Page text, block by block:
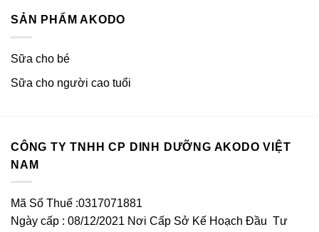
SẢN PHẨM AKODO
Sữa cho bé
Sữa cho người cao tuổi
CÔNG TY TNHH CP DINH DƯỠNG AKODO VIỆT
NAM
Mã Số Thuế :0317071881
Ngày cấp : 08/12/2021 Nơi Cấp Sở Kế Hoạch Đầu Tư